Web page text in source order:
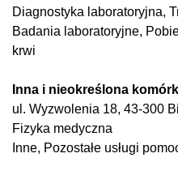
Diagnostyka laboratoryjna,
Badania laboratoryjne,
krwi
Inna i nieokreślona
ul. Wyzwolenia 18, 43-300
Fizyka medyczna
Inne, Pozostałe usługi